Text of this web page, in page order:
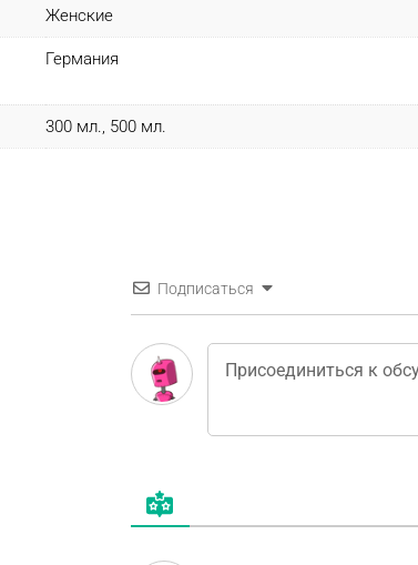
Женские
Германия
300 мл., 500 мл.
Подписаться